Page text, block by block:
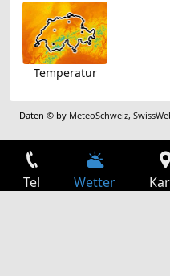
Temperatur
Daten © by MeteoSchweiz,
Tel Wetter